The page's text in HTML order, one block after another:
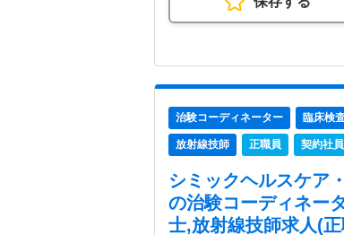
治験コーディネーター 臨床検
放射線技師 正職員 契約社
シミックヘルスケア
の治験コーディネー
士,放射線技師求人(